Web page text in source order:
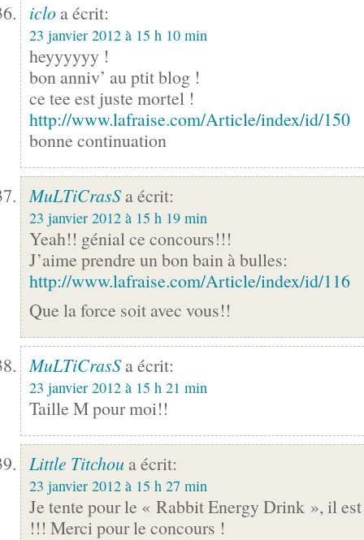
iclo a écrit:
23 janvier 2012 à 15 h 10 min
heyyyyyy !
bon anniv’ au ptit blog !
ce tee est juste mortel !
http://www.lafraise.com/Article/index/id/150
bonne continuation
MuLTiCrasS a écrit:
23 janvier 2012 à 15 h 19 min
Yeah!! génial ce concours!!!
J’aime prendre un bon bain à bulles:
http://www.lafraise.com/Article/index/id/116
Que la force soit avec vous!!
MuLTiCrasS a écrit:
23 janvier 2012 à 15 h 21 min
Taille M pour moi!!
Little Titchou a écrit:
23 janvier 2012 à 15 h 27 min
Je tente pour le « Rabbit Energy Drink », il
!!! Merci pour le concours !